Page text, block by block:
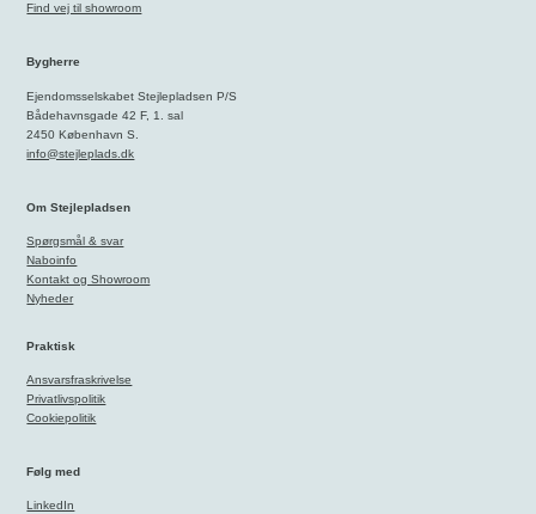
Find vej til showroom
Bygherre
Ejendomsselskabet Stejlepladsen P/S
Bådehavnsgade 42 F, 1. sal
2450 København S.
info@stejleplads.dk
Om Stejlepladsen
Spørgsmål & svar
Naboinfo
Kontakt og Showroom
Nyheder
Praktisk
Ansvarsfraskrivelse
Privatlivspolitik
Cookiepolitik
Følg med
LinkedIn